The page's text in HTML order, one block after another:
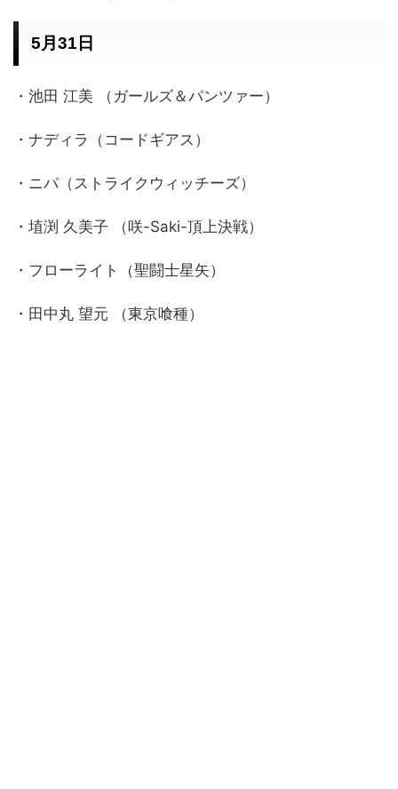
5月31日
・池田 江美 （ガールズ＆パンツァー）
・ナディラ（コードギアス）
・ニパ（ストライクウィッチーズ）
・埴渕 久美子 （咲-Saki-頂上決戦）
・フローライト（聖闘士星矢）
・田中丸 望元 （東京喰種）